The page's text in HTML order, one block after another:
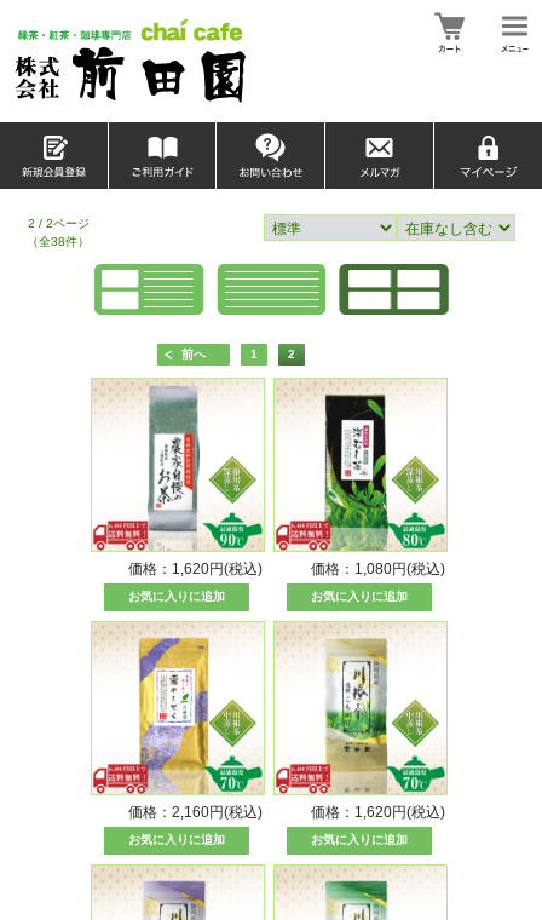
2 / 2ページ
（全38件）
前へ 1 2
価格：1,620円(税込) 価格：1,080円(税込)
価格：2,160円(税込) 価格：1,620円(税込)